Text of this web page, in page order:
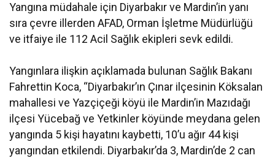
Yangına müdahale için Diyarbakır ve Mardin’in yanı
sıra çevre illerden AFAD, Orman İşletme Müdürlüğü
ve itfaiye ile 112 Acil Sağlık ekipleri sevk edildi.
Yangınlara ilişkin açıklamada bulunan Sağlık Bakanı
Fahrettin Koca, “Diyarbakır’ın Çınar ilçesinin Köksalan
mahallesi ve Yazçiçeği köyü ile Mardin’in Mazıdağı
ilçesi Yücebağ ve Yetkinler köyünde meydana gelen
yangında 5 kişi hayatını kaybetti, 10’u ağır 44 kişi
yangından etkilendi. Diyarbakır’da 3, Mardin’de 2 can